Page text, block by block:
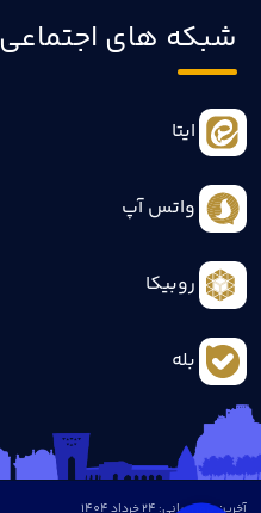
شبکه های اجتماعی
ایتا
واتس آپ
روبیکا
بله